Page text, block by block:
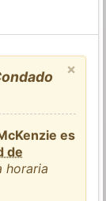
×
es
de
horaria